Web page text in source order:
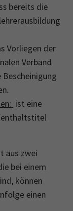
bereits die
Vorliegen der
Verband
ist eine
aus zwei
bei einem
können
einen